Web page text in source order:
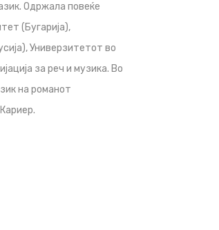
Одржала повеќе
(Бугарија),
Универзитетот во
за реч и музика. Во
на романот